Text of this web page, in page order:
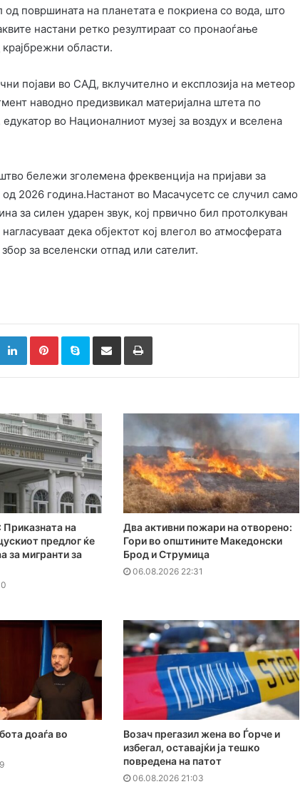
површината на планетата е покриена со вода, што
настани ретко резултираат со пронаоѓање
области.
појави во САД, вклучително и експлозија на метеор
наводно предизвикал материјална штета по
во Националниот музеј за воздух и вселена
бележи зголемена фреквенција на пријави за
2026 година.Настанот во Масачусетс се случил само
за силен ударен звук, кој првично бил протолкуван
дека објектот кој влегол во атмосферата
за вселенски отпад или сателит.
LinkedInPinterestSkype Сподели преку Е-маил Испринтај
на
предлог ќе
за мигранти за
Два активни пожари на отворено:
Гори во општините Македонски
Брод и Струмица
06.08.2026 22:31
доаѓа во
Возач прегазил жена во Ѓорче и
избегал, оставајќи ја тешко
повредена на патот
06.08.2026 21:03